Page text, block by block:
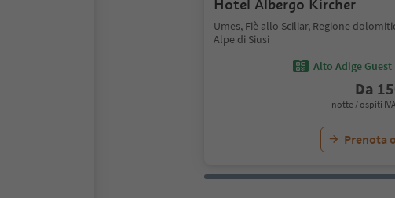
Hotel Albergo Kircher
Umes, Fiè allo Sciliar, Regione
Alpe di Siusi
Alto Adige Guest
Da
notte / ospiti
Prenota